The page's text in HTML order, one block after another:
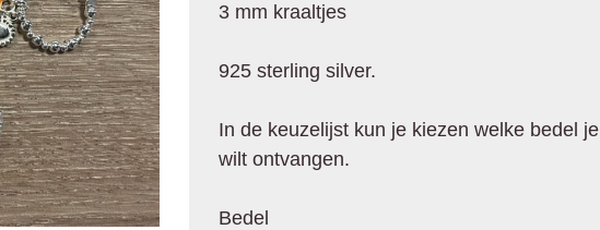
3 mm kraaltjes
925 sterling silver.
In de keuzelijst kun je kiezen welke bedel je
wilt ontvangen.
Bedel